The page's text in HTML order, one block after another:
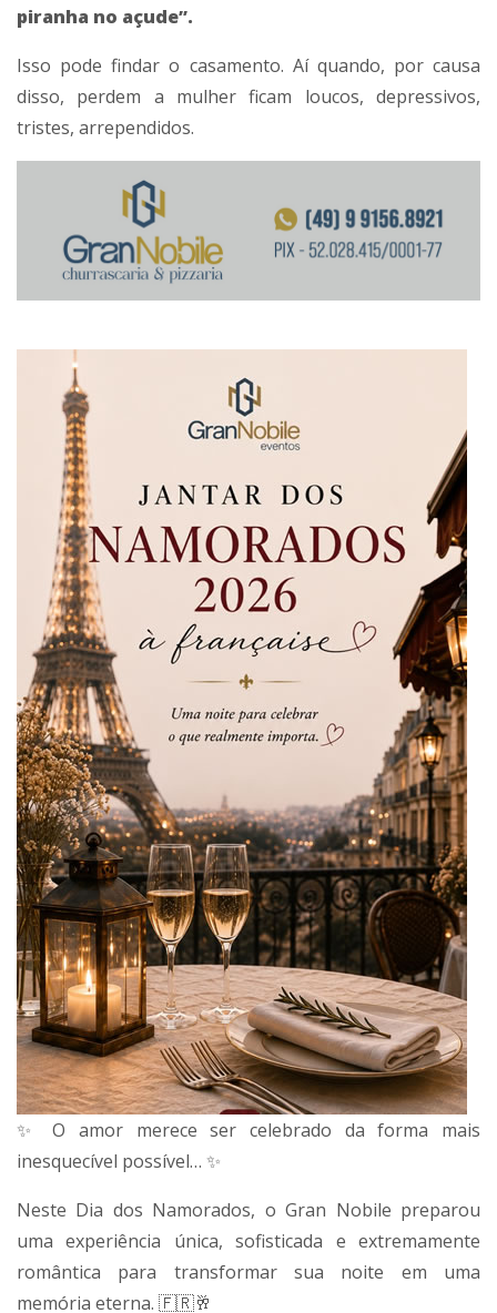
piranha no açude”.
Isso pode findar o casamento. Aí quando, por causa
disso, perdem a mulher ficam loucos, depressivos,
tristes, arrependidos.
✨ O amor merece ser celebrado da forma mais
inesquecível possível… ✨
Neste Dia dos Namorados, o Gran Nobile preparou
uma experiência única, sofisticada e extremamente
romântica para transformar sua noite em uma
memória eterna. 🇫🇷🥂